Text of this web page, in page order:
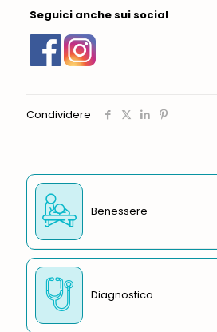
Seguici anche sui social
Condividere
Benessere
Diagnostica